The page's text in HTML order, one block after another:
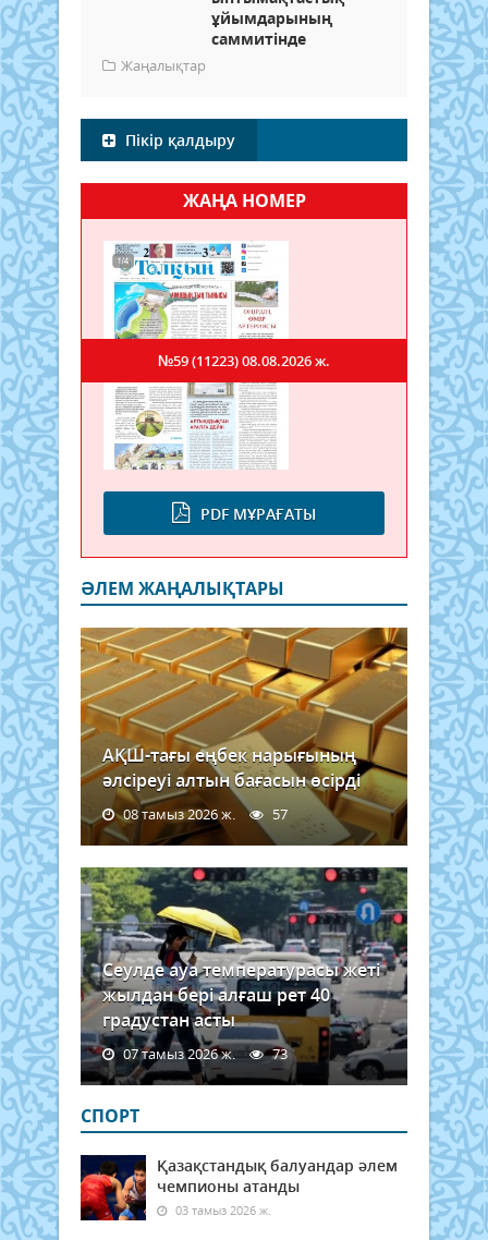
ұйымдарының
саммитінде
Жаңалықтар
Пікір қалдыру
ЖАҢА НОМЕР
PDF МҰРАҒАТЫ
№59 (11223)08.08.2026 ж.
ӘЛЕМ ЖАҢАЛЫҚТАРЫ
АҚШ-тағы еңбек нарығының
әлсіреуі алтын бағасын өсірді
08 тамыз 2026 ж. 57
Сеулде ауа температурасы жеті
жылдан бері алғаш рет 40
градустан асты
07 тамыз 2026 ж. 73
СПОРТ
Қазақстандық балуандар әлем
чемпионы атанды
03 тамыз 2026 ж.